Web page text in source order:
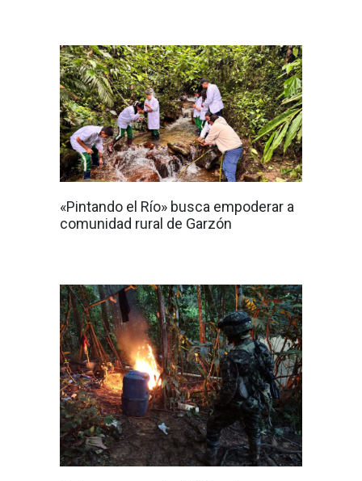
«Pintando el Río» busca empoderar a
comunidad rural de Garzón